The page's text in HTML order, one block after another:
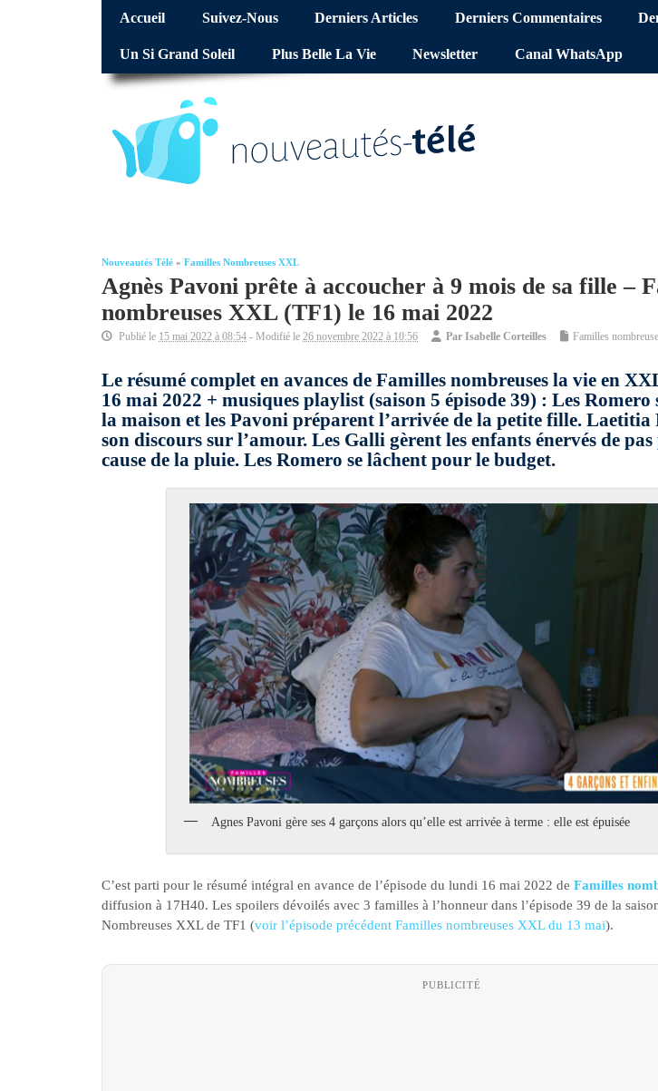
Accueil Suivez-Nous Derniers Articles Derniers Commentaires
Un Si Grand Soleil Plus Belle La Vie Newsletter Canal WhatsApp
Nouveautés Télé » Familles Nombreuses XXL
Agnès Pavoni prête à accoucher à 9 mois de sa fille –
nombreuses XXL (TF1) le 16 mai 2022
Publié le 15 mai 2022 à 08:54 - Modifié le 26 novembre 2022 à 10:56 Par Isabelle Corteilles Familles
Le résumé complet en avances de Familles nombreuses la vie en
16 mai 2022 + musiques playlist (saison 5 épisode 39) : Les
la maison et les Pavoni préparent l’arrivée de la petite fille. Laetitia
son discours sur l’amour. Les Galli gèrent les enfants énervés de
cause de la pluie. Les Romero se lâchent pour le budget.
Agnes Pavoni gère ses 4 garçons alors qu’elle est arrivée à terme : elle est épuisée
C’est parti pour le résumé intégral en avance de l’épisode du lundi 16 mai 2022 de Familles
diffusion à 17H40. Les spoilers dévoilés avec 3 familles à l’honneur dans l’épisode 39 de la
Nombreuses XXL de TF1 (voir l’épisode précédent Familles nombreuses XXL du 13 mai).
PUBLICITÉ